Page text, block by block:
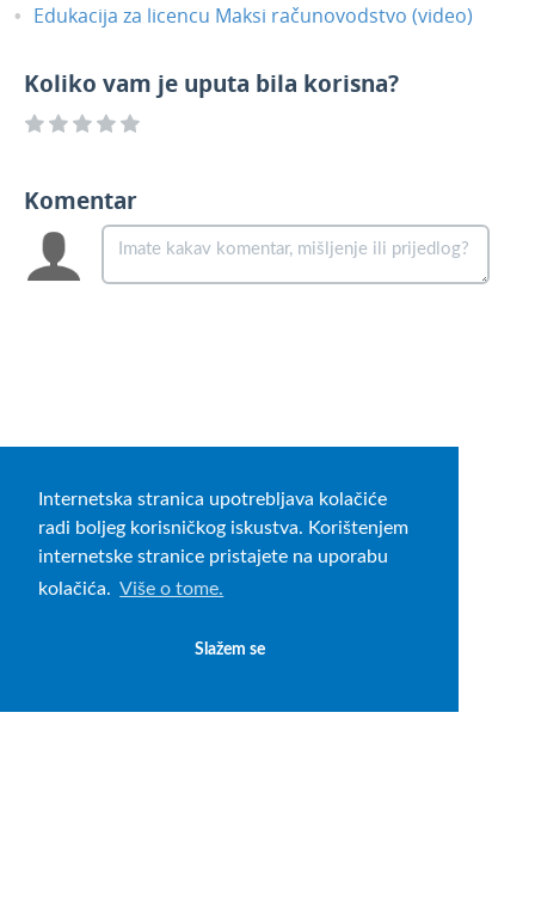
Internetska stranica upotrebljava kolačiće
radi boljeg korisničkog iskustva. Korištenjem
internetske stranice pristajete na uporabu
kolačića. Više o tome.
Slažem se
Edukacija za licencu Maksi računovodstvo (video)
Koliko vam je uputa bila korisna?
Komentar